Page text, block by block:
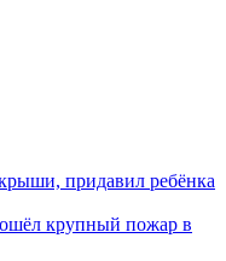
придавил ребёнка
крупный пожар в